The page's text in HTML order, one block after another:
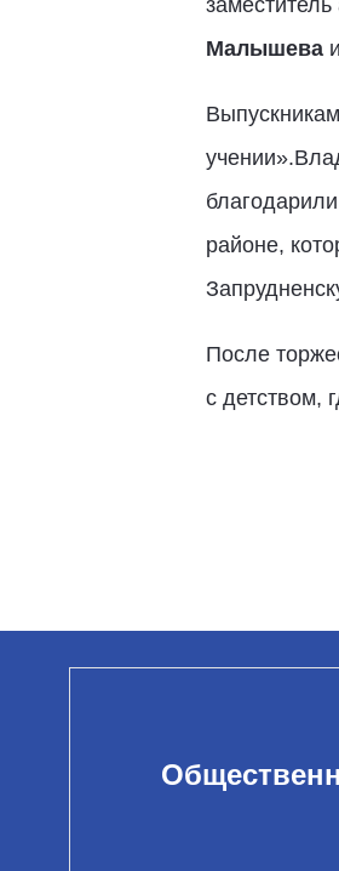
Малышева
районе,
После
с детством,